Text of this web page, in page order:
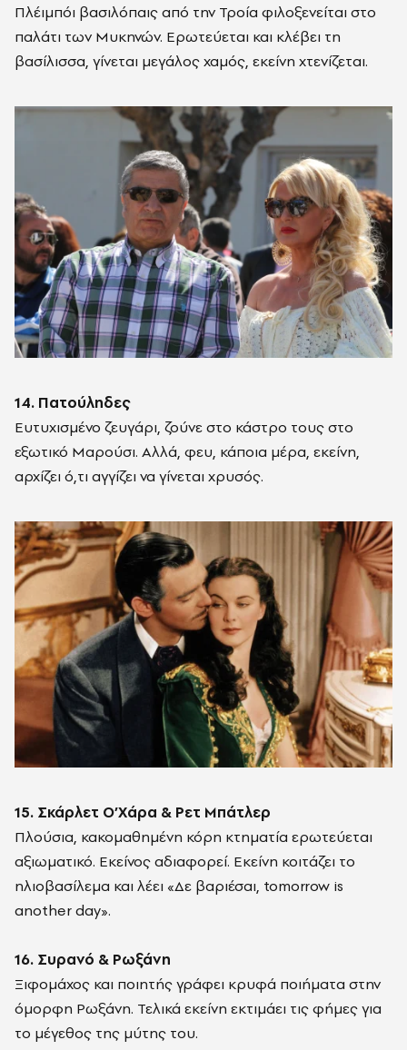
Πλέιμπόι βασιλόπαις από την Τροία φιλοξενείται στο
παλάτι των Μυκηνών. Ερωτεύεται και κλέβει τη
βασίλισσα, γίνεται μεγάλος χαμός, εκείνη χτενίζεται.
14. Πατούληδες
Ευτυχισμένο ζευγάρι, ζούνε στο κάστρο τους στο
εξωτικό Μαρούσι. Αλλά, φευ, κάποια μέρα, εκείνη,
αρχίζει ό,τι αγγίζει να γίνεται χρυσός.
15. Σκάρλετ Ο’Χάρα & Ρετ Μπάτλερ
Πλούσια, κακομαθημένη κόρη κτηματία ερωτεύεται
αξιωματικό. Εκείνος αδιαφορεί. Εκείνη κοιτάζει το
ηλιοβασίλεμα και λέει «Δε βαριέσαι, tomorrow is
another day».
16. Συρανό & Ρωξάνη
Ξιφομάχος και ποιητής γράφει κρυφά ποιήματα στην
όμορφη Ρωξάνη. Τελικά εκείνη εκτιμάει τις φήμες για
το μέγεθος της μύτης του.